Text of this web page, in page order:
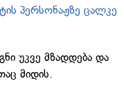
პერსონაჟზე ცალკე
უკვე მზადდება და
მიდის.